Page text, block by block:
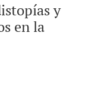
y
en la